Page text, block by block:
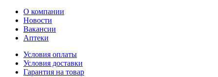
О компании
Новости
Вакансии
Аптеки
Условия оплаты
Условия доставки
Гарантия на товар